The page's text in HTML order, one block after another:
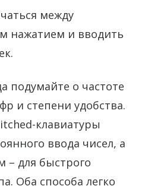
между
нажатием и вводить
подумайте о частоте
и степени удобства.
клавиатуры
ввода чисел, а
– для быстрого
Оба способа легко